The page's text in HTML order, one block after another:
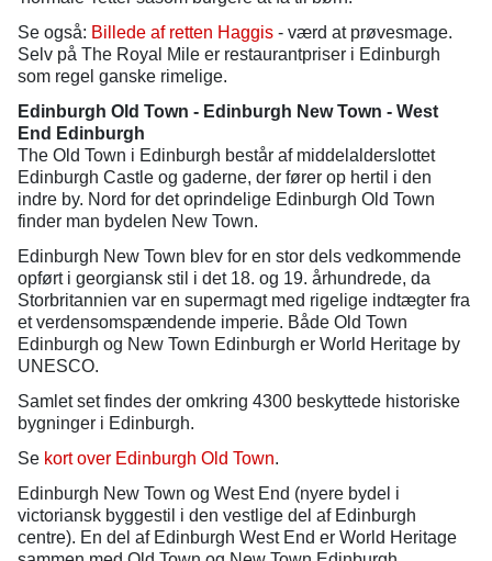
Se også: Billede af retten Haggis - værd at prøvesmage.
Selv på The Royal Mile er restaurantpriser i Edinburgh
som regel ganske rimelige.
Edinburgh Old Town - Edinburgh New Town - West
End Edinburgh
The Old Town i Edinburgh består af middelalderslottet
Edinburgh Castle og gaderne, der fører op hertil i den
indre by. Nord for det oprindelige Edinburgh Old Town
finder man bydelen New Town.
Edinburgh New Town blev for en stor dels vedkommende
opført i georgiansk stil i det 18. og 19. århundrede, da
Storbritannien var en supermagt med rigelige indtægter fra
et verdensomspændende imperie. Både Old Town
Edinburgh og New Town Edinburgh er World Heritage by
UNESCO.
Samlet set findes der omkring 4300 beskyttede historiske
bygninger i Edinburgh.
Se kort over Edinburgh Old Town.
Edinburgh New Town og West End (nyere bydel i
victoriansk byggestil i den vestlige del af Edinburgh
centre). En del af Edinburgh West End er World Heritage